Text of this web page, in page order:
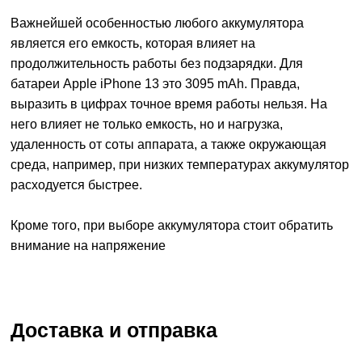
Важнейшей особенностью любого аккумулятора
является его емкость, которая влияет на
продолжительность работы без подзарядки. Для
батареи Apple iPhone 13 это 3095 mAh. Правда,
выразить в цифрах точное время работы нельзя. На
него влияет не только емкость, но и нагрузка,
удаленность от соты аппарата, а также окружающая
среда, например, при низких температурах аккумулятор
расходуется быстрее.
Кроме того, при выборе аккумулятора стоит обратить
внимание на напряжение
Доставка и отправка